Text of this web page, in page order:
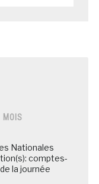
MOIS
Nationales
comptes-
la journée